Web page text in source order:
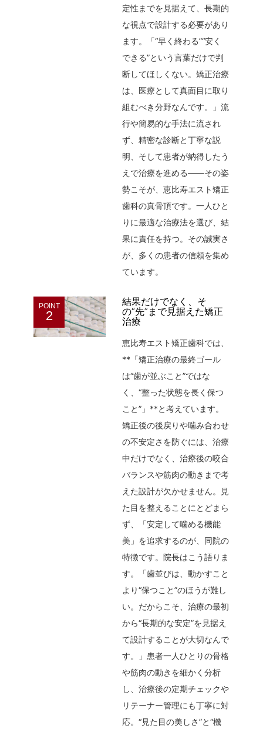
定性までを見据えて、長期的
な視点で設計する必要があり
ます。「“早く終わる”“安く
できる”という言葉だけで判
断してほしくない。矯正治療
は、医療として真面目に取り
組むべき分野なんです。」流
行や簡易的な手法に流され
ず、精密な診断と丁寧な説
明、そして患者が納得したう
えで治療を進める――その姿
勢こそが、恵比寿エスト矯正
歯科の真骨頂です。一人ひと
りに最適な治療法を選び、結
果に責任を持つ。その誠実さ
が、多くの患者の信頼を集め
ています。
POINT
2
結果だけでなく、そ
の“先”まで見据えた矯正
治療
恵比寿エスト矯正歯科では、
**「矯正治療の最終ゴール
は“歯が並ぶこと”ではな
く、“整った状態を長く保つ
こと”」**と考えています。
矯正後の後戻りや噛み合わせ
の不安定さを防ぐには、治療
中だけでなく、治療後の咬合
バランスや筋肉の動きまで考
えた設計が欠かせません。見
た目を整えることにとどまら
ず、「安定して噛める機能
美」を追求するのが、同院の
特徴です。院長はこう語りま
す。「歯並びは、動かすこと
より“保つこと”のほうが難し
い。だからこそ、治療の最初
から“長期的な安定”を見据え
て設計することが大切なんで
す。」患者一人ひとりの骨格
や筋肉の動きを細かく分析
し、治療後の定期チェックや
リテーナー管理にも丁寧に対
応。“見た目の美しさ”と“機